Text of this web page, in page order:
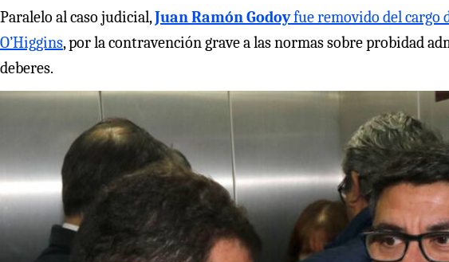
Paralelo al caso judicial,Juan Ramón Godoyfue removido del cargo
O’Higgins, por la contravención grave a las normas sobre probidad
deberes.